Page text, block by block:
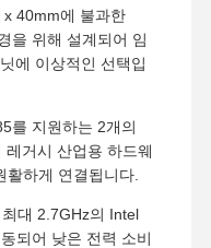
x 40mm에 불과한
을 위해 설계되어 임
에 이상적인 선택입
를 지원하는 2개의
거시 산업용 하드웨
하게 연결됩니다.
최대 2.7GHz의 Intel
되어 낮은 전력 소비